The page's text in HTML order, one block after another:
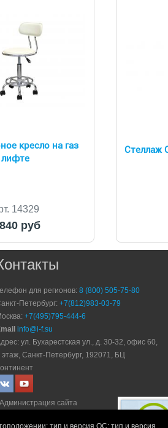
кресло на газ
лифте
14329
руб
Стеллаж
для регионов:8 (800) 505-75-80
Петербург:+7(812)983-03-79
+7(495)795-444-6
info@i-f.su
ул. Бухарестская ул., д. 30-32, офис 60,
этаж, Санкт-Петербург, 192071, БЦ
сайта
тип и версия ОС; тип и версия